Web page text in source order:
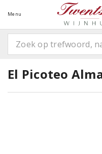
Menu
El Picoteo